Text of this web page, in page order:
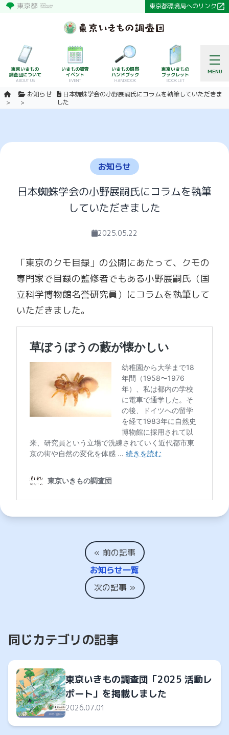
東京都環境局へのリンク
MENU
東京いきもの
調査団について
ABOUT US
いきもの調査
イベント
EVENT
いきもの観察
ハンドブック
HANDBOOK
東京いきもの
ブックレット
BOOKLET
お知らせ
日本蜘蛛学会の小野展嗣氏にコラムを執筆していただきま
した
お知らせ
日本蜘蛛学会の小野展嗣氏にコラムを執筆
していただきました
2025.05.22
「東京のクモ目録」の公開にあたって、クモの
専門家で目録の監修者でもある小野展嗣氏（国
立科学博物館名誉研究員）にコラムを執筆して
いただきました。
« 前の記事
お知らせ一覧
次の記事 »
同じカテゴリの記事
東京いきもの調査団「2025 活動レ
ポート」を掲載しました
2026.07.01